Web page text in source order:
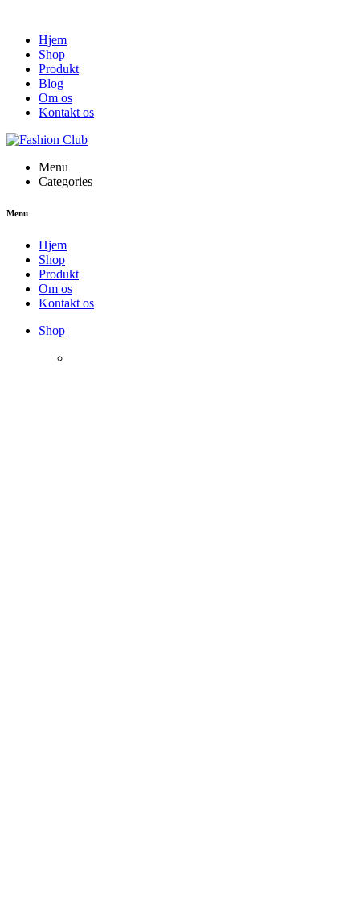
Hjem
Shop
Produkt
Blog
Om os
Kontakt os
Menu
Categories
Menu
Hjem
Shop
Produkt
Om os
Kontakt os
Shop